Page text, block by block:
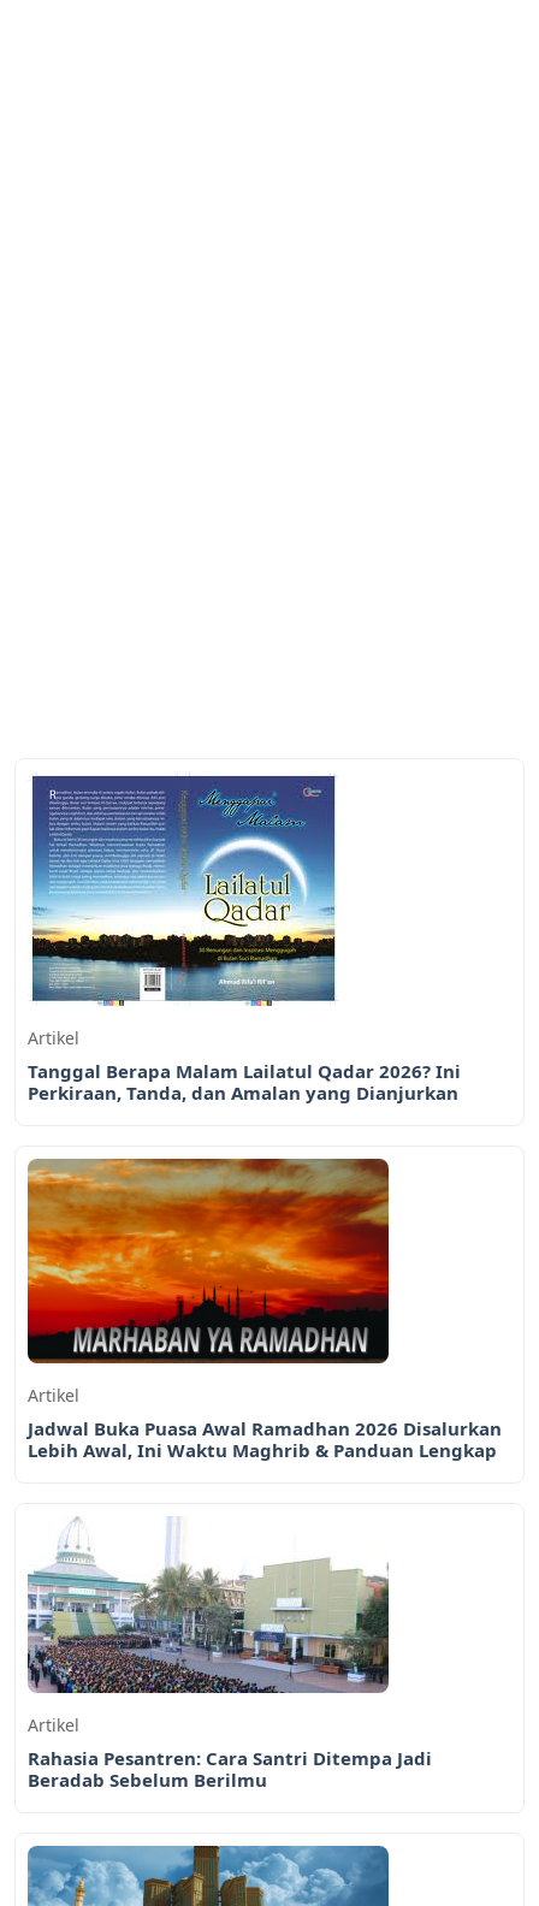
Artikel
Tanggal Berapa Malam Lailatul Qadar 2026? Ini
Perkiraan, Tanda, dan Amalan yang Dianjurkan
Artikel
Jadwal Buka Puasa Awal Ramadhan 2026 Disalurkan
Lebih Awal, Ini Waktu Maghrib & Panduan Lengkap
Artikel
Rahasia Pesantren: Cara Santri Ditempa Jadi
Beradab Sebelum Berilmu